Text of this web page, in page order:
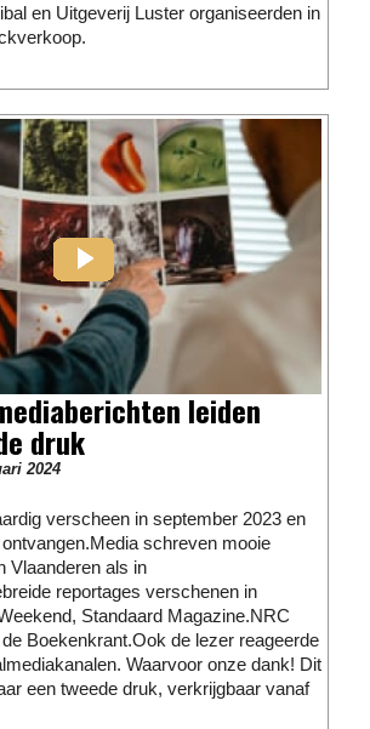
en Uitgeverij Luster organiseerden in
leiden
druk
2024
verscheen in september 2023 en
schreven mooie
Vlaanderen als in
reportages verschenen in
Standaard Magazine.NRC
Boekenkrant.Ook de lezer reageerde
Waarvoor onze dank! Dit
een tweede druk, verkrijgbaar vanaf